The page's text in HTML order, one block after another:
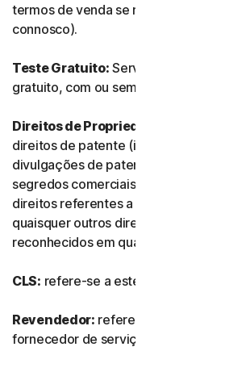
termos de venda se realizar a
connosco).
Teste Gratuito: Serviço oferecido
gratuito, com ou sem limite de
Direitos de Propriedade
direitos de patente (incluindo, sem
divulgações de patente),
segredos comerciais, direitos
direitos referentes a dados e bases
quaisquer outros direitos de
reconhecidos em qualquer país ou
CLS: refere-se a este Contrato de
Revendedor: refere-se a qualquer
fornecedor de serviços de TI